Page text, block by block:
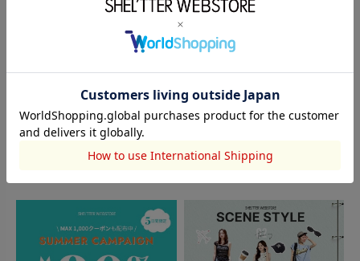
このアイテムを見た人がチェックしている商品
閲覧中カテゴリーのランキング
TOPICS